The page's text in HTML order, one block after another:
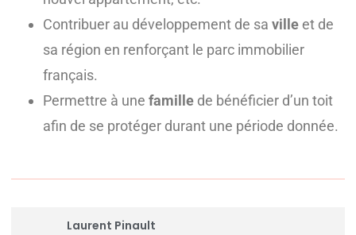
Contribuer au développement de sa ville et de
sa région en renforçant le parc immobilier
français.
Permettre à une famille de bénéficier d’un toit
afin de se protéger durant une période donnée.
Laurent Pinault